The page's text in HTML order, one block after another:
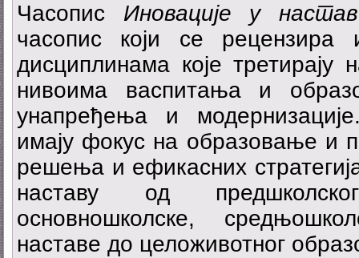
Часопис Иновације у
часопис који се рецензира
дисциплинама које третирају
нивоима васпитања и
унапређења и
имају фокус на образовање и
решења и ефикасних
наставу од
основношколске,
наставе до целоживотног